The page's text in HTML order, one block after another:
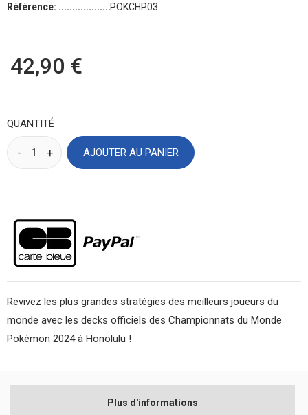
Référence: POKCHP03
42,90 €
QUANTITÉ
AJOUTER AU PANIER
Revivez les plus grandes stratégies des meilleurs joueurs du
monde avec les decks officiels des Championnats du Monde
Pokémon 2024 à Honolulu !
Plus d'informations